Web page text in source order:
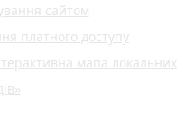
сайтом
платного доступу
мапа локальних